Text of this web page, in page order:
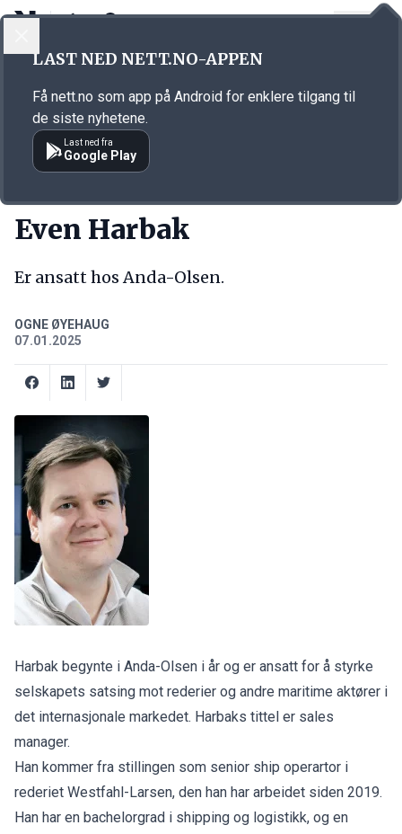
Annonsørinnhold
Even Harbak
Er ansatt hos Anda-Olsen.
OGNE ØYEHAUG
07.01.2025
Harbak begynte i Anda-Olsen i år og er ansatt for å styrke
selskapets satsing mot rederier og andre maritime aktører i
det internasjonale markedet. Harbaks tittel er sales
manager.
Han kommer fra stillingen som senior ship operartor i
rederiet Westfahl-Larsen, den han har arbeidet siden 2019.
Han har en bachelorgrad i shipping og logistikk, og en
LAST NED NETT.NO-APPEN
Få nett.no som app på Android for enklere tilgang til
de siste nyhetene.
Last ned fra
Google Play